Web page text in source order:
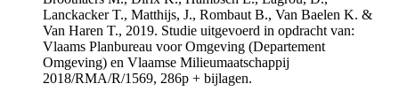
Lanckacker T., Matthijs, J., Rombaut B., Van Baelen K. &
Van Haren T., 2019. Studie uitgevoerd in opdracht van:
Vlaams Planbureau voor Omgeving (Departement
Omgeving) en Vlaamse Milieumaatschappij
2018/RMA/R/1569, 286p + bijlagen.